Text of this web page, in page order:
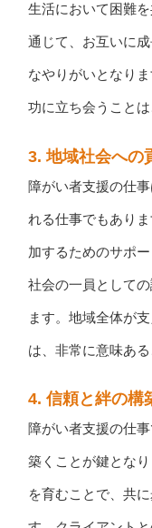
生活において困難
通じて、お互いに
なやりがいとなり
功に立ち会うこと
3. 地域社会への
障がい者支援の仕
れる仕事でもあり
加するためのサポ
社会の一員として
ます。地域全体が
は、非常に意味ある
4. 信頼と絆の構
障がい者支援の仕
築くことが鍵とな
を育むことで、共